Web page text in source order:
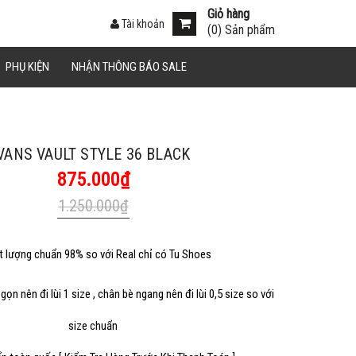
Giỏ hàng
(0) Sản phẩm
Tài khoản
PHỤ KIỆN NHẬN THÔNG BÁO SALE
VAULT STYLE 36 BLACK
875.000₫
1.250.000₫
lượng chuẩn 98% so với Real chỉ có Tu Shoes
nên đi lùi 1 size , chân bè ngang nên đi lùi 0,5 size so với
size chuẩn
Sao chép